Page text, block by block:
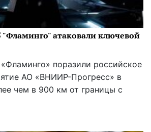
"Фламинго" атаковали ключевой
поразили российское
АО «ВНИИР-Прогресс» в
чем в 900 км от границы с